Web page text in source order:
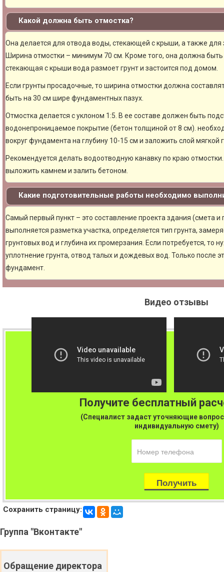
Какой должна быть отмостка?
Она делается для отвода воды, стекающей с крыши, а также
Ширина отмостки – минимум 70 см. Кроме того, она должна
стекающая с крыши вода размоет грунт и застоится под домом.
Если грунты просадочные, то ширина отмостки должна
быть на 30 см шире фундаментных пазух.
Отмостка делается с уклоном 1:5. В ее составе должен быть
водонепроницаемое покрытие (бетон толщиной от 8 см).
вокруг фундамента на глубину 10-15 см и заложить слой мягкой
Рекомендуется делать водоотводную канавку по краю
выложить камнем и залить бетоном.
Какие подготовительные работы необходимо
Самый первый пункт – это составление проекта здания (смета
выполняется разметка участка, определяется тип грунта,
грунтовых вод и глубина их промерзания. Если потребуется, то
уплотнение грунта, отвод талых и дождевых вод. Только после
фундамент.
Видео отзывы
Получите бесплатный
(Специалист задаст уточняющие
индивидуальную смету)
Сохранить страницу:
Группа "Вконтакте"
Обращение директора